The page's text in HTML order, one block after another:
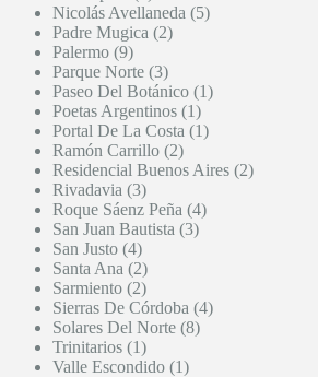
Nicolás Avellaneda (5)
Padre Mugica (2)
Palermo (9)
Parque Norte (3)
Paseo Del Botánico (1)
Poetas Argentinos (1)
Portal De La Costa (1)
Ramón Carrillo (2)
Residencial Buenos Aires (2)
Rivadavia (3)
Roque Sáenz Peña (4)
San Juan Bautista (3)
San Justo (4)
Santa Ana (2)
Sarmiento (2)
Sierras De Córdoba (4)
Solares Del Norte (8)
Trinitarios (1)
Valle Escondido (1)